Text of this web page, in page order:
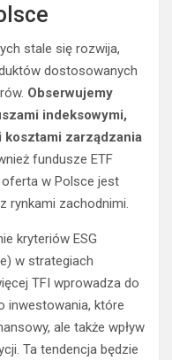
stale się rozwija,
dostosowanych
Obserwujemy
indeksowymi,
zarządzania
fundusze ETF
w Polsce jest
rynkami zachodnimi.
kryteriów ESG
w strategiach
TFI wprowadza do
inwestowania, które
ale także wpływ
Ta tendencja będzie